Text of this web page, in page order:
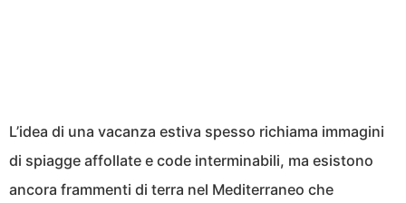
L’idea di una vacanza estiva spesso richiama immagini
di spiagge affollate e code interminabili, ma esistono
ancora frammenti di terra nel Mediterraneo che